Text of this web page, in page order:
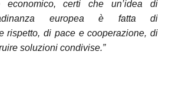
economico, certi che un’idea di
europea è fatta di
rispetto, di pace e cooperazione, di
soluzioni condivise.”